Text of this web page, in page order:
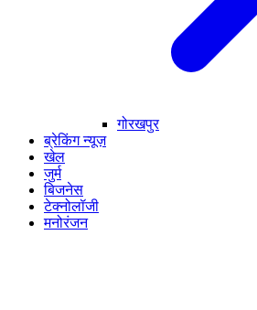
गोरखपुर
ब्रेकिंग न्यूज़
खेल
जुर्म
बिजनेस
टेक्नोलॉजी
मनोरंजन